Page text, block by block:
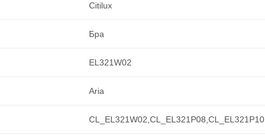
Citilux
Бра
EL321W02
Aria
CL_EL321W02,CL_EL321P08,CL_EL321P10